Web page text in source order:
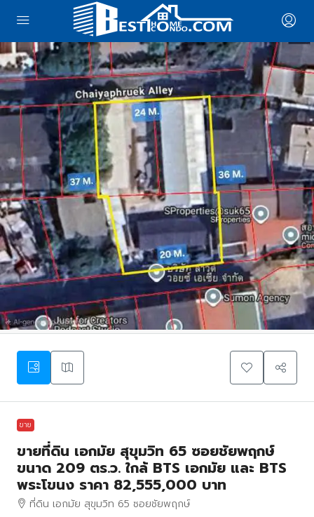
ขาย
ขายที่ดิน เอกมัย สุขุมวิท 65 ซอยชัยพฤกษ์
ขนาด 209 ตร.ว. ใกล้ BTS เอกมัย และ BTS
พระโขนง ราคา 82,555,000 บาท
ที่ดิน เอกมัย สุขุมวิท 65 ซอยชัยพฤกษ์